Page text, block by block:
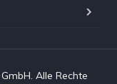
Alle Rechte